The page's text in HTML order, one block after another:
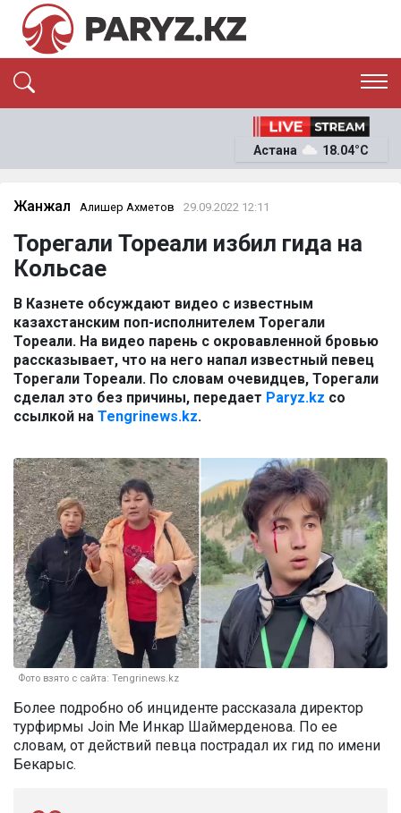
ЭКОНОМИКА
ОҚИҒА
News
Астана 18.04°C
Жанжал Алишер Ахметов 29.09.2022 12:11
Торегали Тореали избил гида на
Кольсае
В Казнете обсуждают видео с известным
казахстанским поп-исполнителем Торегали
Тореали. На видео парень с окровавленной бровью
рассказывает, что на него напал известный певец
Торегали Тореали. По словам очевидцев, Торегали
сделал это без причины, передает Paryz.kz со
ссылкой на Tengrinews.kz.
Фото взято с сайта: Tengrinews.kz
Более подробно об инциденте рассказала директор
турфирмы Join Me Инкар Шаймерденова. По ее
словам, от действий певца пострадал их гид по имени
Бекарыс.